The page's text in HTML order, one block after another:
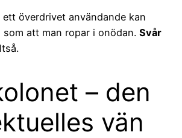
överdrivet användande kan
att man ropar i onödan. Svår
– den
vän